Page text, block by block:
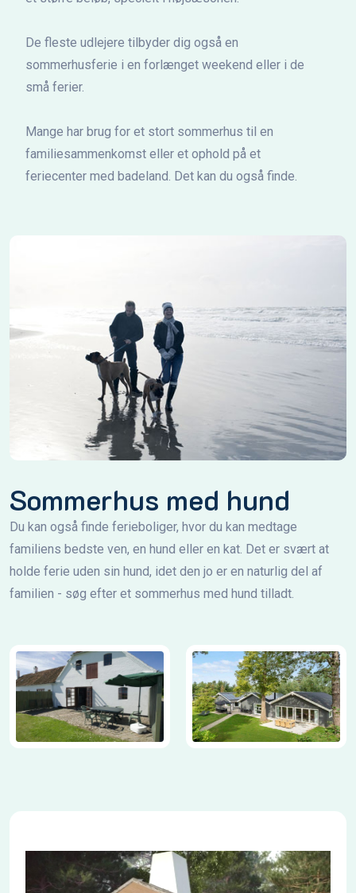
De fleste udlejere tilbyder dig også en
sommerhusferie i en forlænget weekend eller i de
små ferier.
Mange har brug for et stort sommerhus til en
familiesammenkomst eller et ophold på et
feriecenter med badeland. Det kan du også finde.
Sommerhus med hund
Du kan også finde ferieboliger, hvor du kan medtage
familiens bedste ven, en hund eller en kat. Det er svært at
holde ferie uden sin hund, idet den jo er en naturlig del af
familien - søg efter et sommerhus med hund tilladt.